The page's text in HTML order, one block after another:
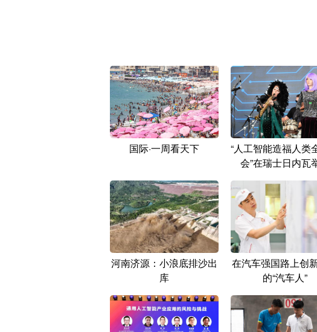
国际·一周看天下
“人工智能造福人类
会”在瑞士日内瓦
河南济源：小浪底排沙出
库
在汽车强国路上创
的“汽车人”